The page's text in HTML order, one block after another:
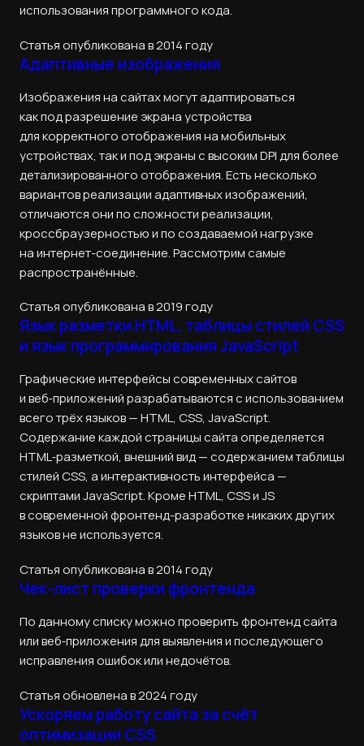
использования программного кода.
Статья опубликована в 2014 году
Адаптивные изображения
Изображения на сайтах могут адаптироваться
как под разрешение экрана устройства
для корректного отображения на мобильных
устройствах, так и под экраны с высоким DPI для более
детализированного отображения. Есть несколько
вариантов реализации адаптивных изображений,
отличаются они по сложности реализации,
кроссбраузерностью и по создаваемой нагрузке
на интернет-соединение. Рассмотрим самые
распространённые.
Статья опубликована в 2019 году
Язык разметки HTML, таблицы стилей CSS
и язык программирования JavaScript
Графические интерфейсы современных сайтов
и веб‑приложений разрабатываются с использованием
всего трёх языков — HTML, CSS, JavaScript.
Содержание каждой страницы сайта определяется
HTML‑разметкой, внешний вид — содержанием таблицы
стилей CSS, а интерактивность интерфейса —
скриптами JavaScript. Кроме HTML, CSS и JS
в современной фронтенд-разработке никаких других
языков не используется.
Статья опубликована в 2014 году
Чек-лист проверки фронтенда
По данному списку можно проверить фронтенд сайта
или веб‑приложения для выявления и последующего
исправления ошибок или недочётов.
Статья обновлена в 2024 году
Ускоряем работу сайта за счёт
оптимизации CSS